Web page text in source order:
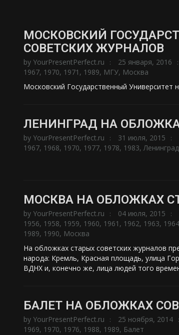
МОСКОВСКИЙ
СОВЕТСКИХ ЖУРНАЛОВ
by YourPresentPerfect.ru 25 января, 2016
1967, 1970, 1971 , 1989, МГУ, Москва
Московский Государственный Университет
ЛЕНИНГРАД НА
by YourPresentPerfect.ru 31 июля, 2015
1967, 1968, 1970, 1977, 1978, 1983,Ленинград
МОСКВА НА ОБЛОЖКАХ
by YourPresentPerfect.ru 04 июля, 2015
1956, 1958, 1959, 1960, 1961 , 1962, 1963, 1964
1989, 1990, Москва
На обложках старых советских журналов
народа: Кремль, Красная площадь, улица
ВДНХ и, конечно же, лица людей того
БАЛЕТ НА ОБЛОЖКАХ
by YourPresentPerfect.ru 25 ноября, 2014
1969, 1970, 1976, 1988, 1989, Балет